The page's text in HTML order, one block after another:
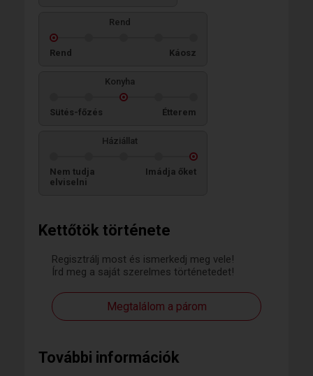
Kettőtök története
Regisztrálj most és ismerkedj meg vele!
Írd meg a saját szerelmes történetedet!
Megtalálom a párom
További információk
Rend
Rend Káosz
Konyha
Sütés-főzés Étterem
Háziállat
Nem tudja
elviselni
Imádja őket